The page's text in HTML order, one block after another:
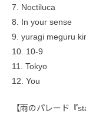
7. Noctiluca
8. In your sense
9. yuragi meguru
10. 10-9
11. Tokyo
12. You
【雨のパレード『